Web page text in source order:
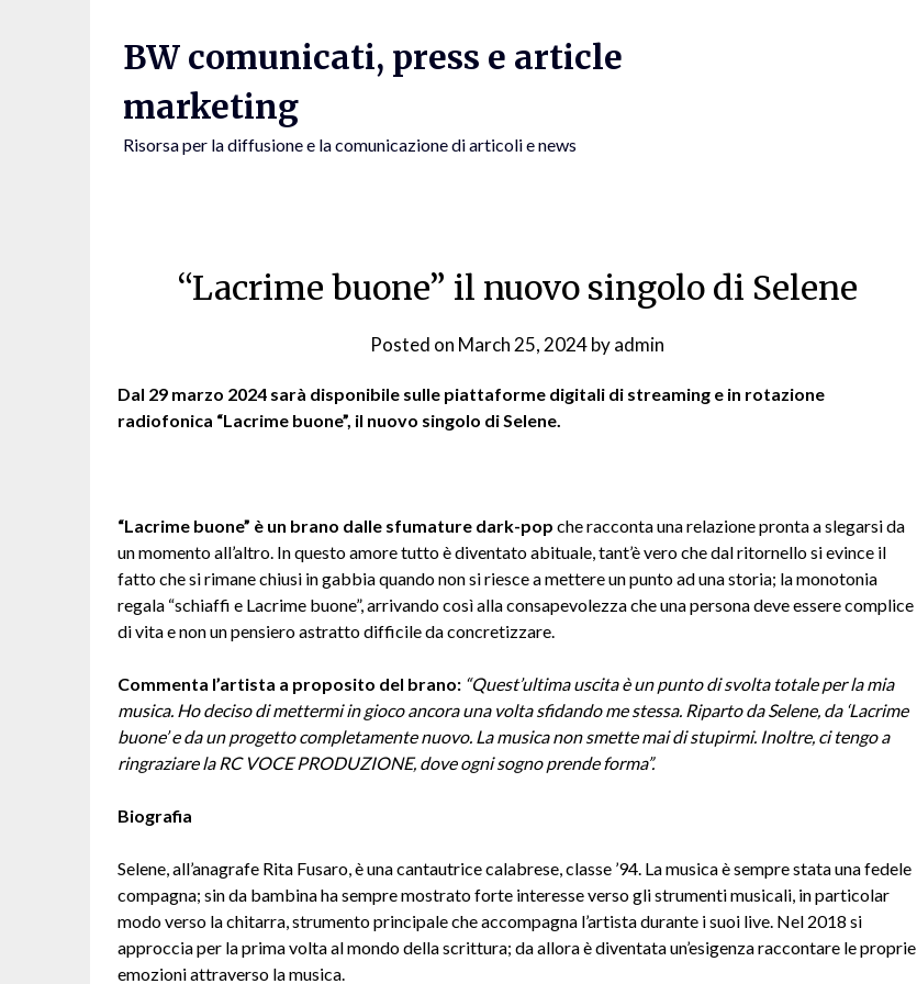
BW comunicati, press e article
marketing
Risorsa per la diffusione e la comunicazione di articoli e news
“Lacrime buone” il nuovo singolo di Selene
Posted on March 25, 2024byadmin
Dal 29 marzo 2024 sarà disponibile sulle piattaforme digitali di streaming e in rotazione
radiofonica “Lacrime buone”, il nuovo singolo di Selene.
“Lacrime buone” è un brano dalle sfumature dark-pop che racconta una relazione pronta a slegarsi da
un momento all’altro. In questo amore tutto è diventato abituale, tant’è vero che dal ritornello si evince il
fatto che si rimane chiusi in gabbia quando non si riesce a mettere un punto ad una storia; la monotonia
regala “schiaffi e Lacrime buone”, arrivando così alla consapevolezza che una persona deve essere complice
di vita e non un pensiero astratto difficile da concretizzare.
Commenta l’artista a proposito del brano: “Quest’ultima uscita è un punto di svolta totale per la mia
musica. Ho deciso di mettermi in gioco ancora una volta sfidando me stessa. Riparto da Selene, da ‘Lacrime
buone’ e da un progetto completamente nuovo. La musica non smette mai di stupirmi. Inoltre, ci tengo a
ringraziare la RC VOCE PRODUZIONE, dove ogni sogno prende forma”.
Biografia
Selene, all’anagrafe Rita Fusaro, è una cantautrice calabrese, classe ’94. La musica è sempre stata una fedele
compagna; sin da bambina ha sempre mostrato forte interesse verso gli strumenti musicali, in particolar
modo verso la chitarra, strumento principale che accompagna l’artista durante i suoi live. Nel 2018 si
approccia per la prima volta al mondo della scrittura; da allora è diventata un’esigenza raccontare le proprie
emozioni attraverso la musica.